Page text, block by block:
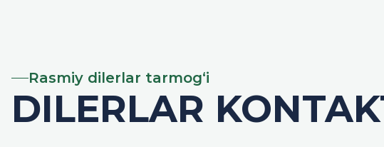
Rasmiy dilerlar tarmog‘i
DILERLAR